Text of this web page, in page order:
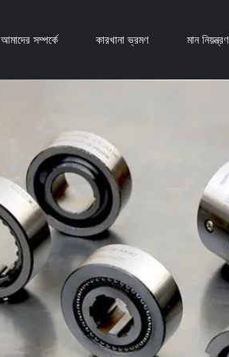
আমাদের সম্পর্কে কারখানা ভ্রমণ মান নিয়ন্ত্রণ